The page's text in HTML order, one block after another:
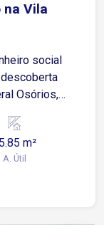
na Vila
social
Osórios,
m²
A. Útil